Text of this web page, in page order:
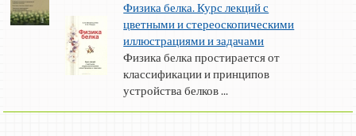
Физика белка. Курс лекций с
цветными и стереоскопическими
иллюстрациями и задачами
Физика белка простирается от
классификации и принципов
устройства белков ...